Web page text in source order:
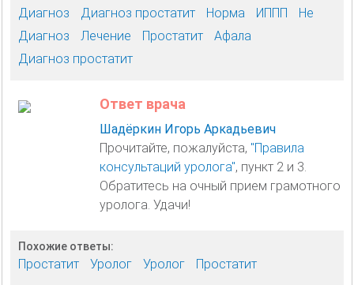
Диагноз
Диагноз простатит Норма ИППП
Не
Диагноз
Лечение Простатит
Афала
Диагноз простатит
Ответ врача
Шадёркин Игорь Аркадьевич
Прочитайте, пожалуйста, "Правила
консультаций уролога", пункт 2 и 3.
Обратитесь на очный прием грамотного
уролога. Удачи!
Похожие ответы:
Простатит Уролог Уролог Простатит